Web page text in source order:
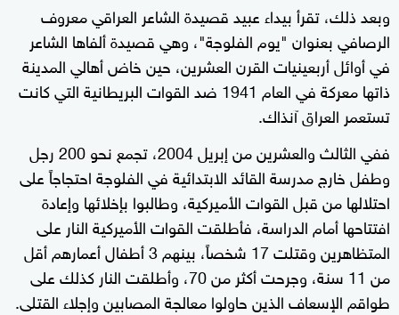
وبعد ذلك، تقرأ بيداء عبيد قصيدة الشاعر العراقي معروف
الرصافي بعنوان "يوم الفلوجة"، وهي قصيدة ألفاها الشاعر
في أوائل أربعينيات القرن العشرين، حين خاض أهالي المدينة
ذاتها معركة في العام 1941 ضد القوات البريطانية التي كانت
تستعمر العراق آنذاك.
ففي الثالث والعشرين من إبريل 2004، تجمع نحو 200 رجل
وطفل خارج مدرسة القائد الابتدائية في الفلوجة احتجاجاً على
احتلالها من قبل القوات الأميركية، وطالبوا بإخلائها وإعادة
افتتاحها أمام الدراسة، فأطلقت القوات الأميركية النار على
المتظاهرين وقتلت 17 شخصاً، بينهم 3 أطفال أعمارهم أقل
من 11 سنة، وجرحت أكثر من 70، وأطلقت النار كذلك على
طواقم الإسعاف الذين حاولوا معالجة المصابين وإجلاء القتلى.